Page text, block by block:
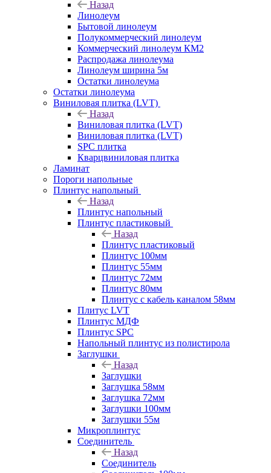
Назад
Линолеум
Бытовой линолеум
Полукоммерческий линолеум
Коммерческий линолеум КМ2
Распродажа линолеума
Линолеум ширина 5м
Остатки линолеума
Остатки линолеума
Виниловая плитка (LVT)
Назад
Виниловая плитка (LVT)
Виниловая плитка (LVT)
SPC плитка
Кварцвиниловая плитка
Ламинат
Пороги напольные
Плинтус напольный
Назад
Плинтус напольный
Плинтус пластиковый
Назад
Плинтус пластиковый
Плинтус 100мм
Плинтус 55мм
Плинтус 72мм
Плинтус 80мм
Плинтус с кабель каналом 58мм
Плитус LVT
Плинтус МДФ
Плинтус SPC
Напольный плинтус из полистирола
Заглушки
Назад
Заглушки
Заглушка 58мм
Заглушка 72мм
Заглушки 100мм
Заглушки 55м
Микроплинтус
Соединитель
Назад
Соединитель